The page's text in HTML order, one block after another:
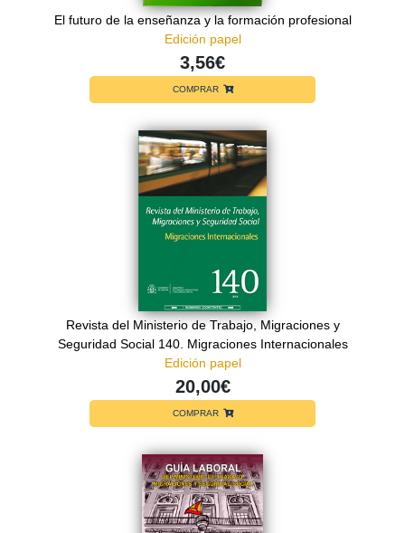
El futuro de la enseñanza y la formación profesional
Edición papel
3,56€
COMPRAR
Revista del Ministerio de Trabajo, Migraciones y
Seguridad Social 140. Migraciones Internacionales
Edición papel
20,00€
COMPRAR